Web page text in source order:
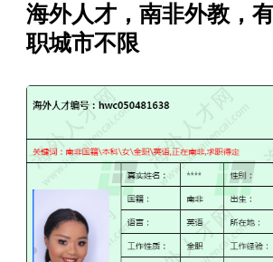
海外人才，南非外教，
职城市不限